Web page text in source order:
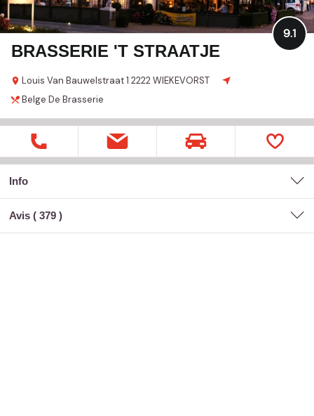
BRASSERIE 'T STRAATJE
Louis Van Bauwelstraat 1 2222 WIEKEVORST
9.1
Belge De Brasserie
Info
Avis ( 379 )